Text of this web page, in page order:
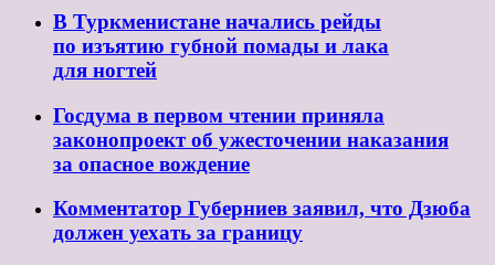
В Туркменистане начались рейды
по изъятию губной помады и лака
для ногтей
Госдума в первом чтении приняла
законопроект об ужесточении наказания
за опасное вождение
Комментатор Губерниев заявил, что Дзюба
должен уехать за границу